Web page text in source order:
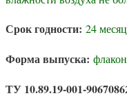
Срок годности: 24
Форма выпуска:
ТУ 10.89.19-001-